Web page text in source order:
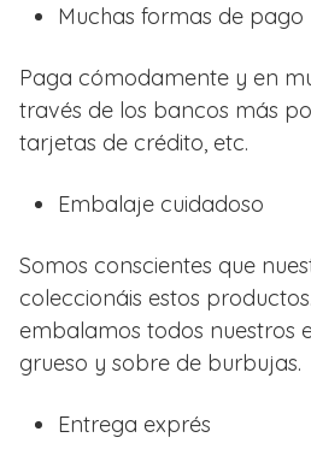
Muchas formas de pago
Paga cómodamente y en
través de los bancos más
tarjetas de crédito, etc.
Embalaje cuidadoso
Somos conscientes que
coleccionáis estos
embalamos todos nuestros
grueso y sobre de burbujas.
Entrega exprés